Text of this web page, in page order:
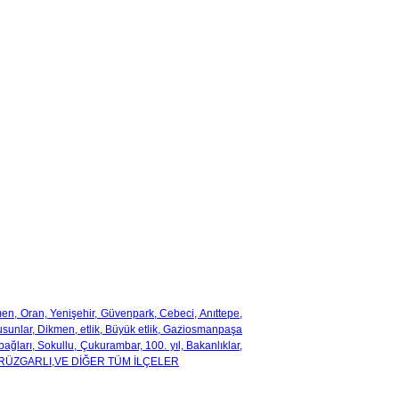
Oran, Yenişehir, Güvenpark, Cebeci, Anıttepe,
Dikmen, etlik, Büyük etlik, Gaziosmanpaşa
Sokullu, Çukurambar, 100. yıl, Bakanlıklar,
DİĞER TÜM İLÇELER